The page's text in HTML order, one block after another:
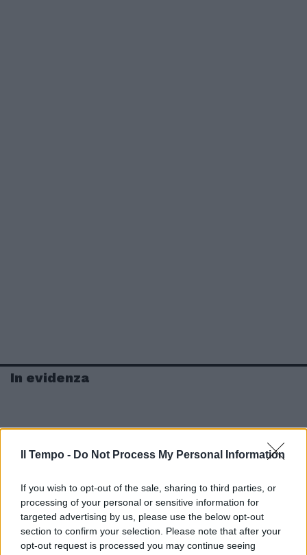
Il Tempo - Do Not Process My Personal Information
If you wish to opt-out of the sale, sharing to third parties, or
processing of your personal or sensitive information for
targeted advertising by us, please use the below opt-out
section to confirm your selection. Please note that after your
opt-out request is processed you may continue seeing
In evidenza